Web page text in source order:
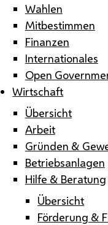
Wahlen
Mitbestimmen
Finanzen
Internationales
Open
Wirtschaft
Übersicht
Arbeit
Gründen &
Betriebsanlagen
Hilfe & Beratung
Übersicht
Förderung &